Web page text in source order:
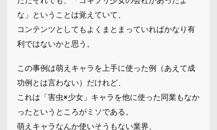
な」ということは覚えていて、
コンテンツとしてもよくまとまっていればかなり有
利ではないかと思う。
この事例は萌えキャラを上手に使った例（あえて成
功例とは言わない）だけれど、
これは「害虫×少女」キャラを他に使った同業もなか
ったというところがミソである。
萌えキャラなんか使いそうもない業界、